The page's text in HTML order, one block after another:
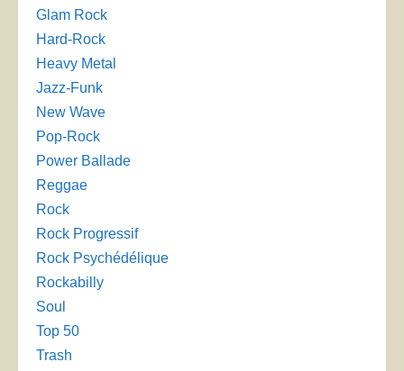
Glam Rock
Hard-Rock
Heavy Metal
Jazz-Funk
New Wave
Pop-Rock
Power Ballade
Reggae
Rock
Rock Progressif
Rock Psychédélique
Rockabilly
Soul
Top 50
Trash